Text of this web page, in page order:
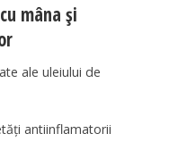
mâna și
ale uleiului de
antiinflamatorii